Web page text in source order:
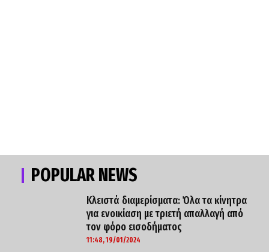
POPULAR NEWS
Κλειστά διαμερίσματα: Όλα τα κίνητρα
για ενοικίαση με τριετή απαλλαγή από
τον φόρο εισοδήματος
11:48, 19/01/2024